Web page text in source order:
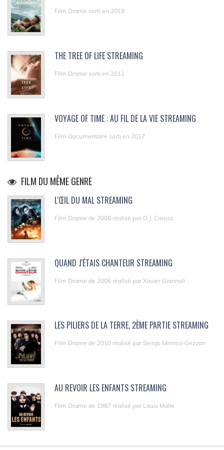
Film Drame sorti en 2019
THE TREE OF LIFE STREAMING
Film Drame sorti en 2011
VOYAGE OF TIME : AU FIL DE LA VIE STREAMING
Film Documentaire sorti en 2017
FILM DU MÊME GENRE
L'ŒIL DU MAL STREAMING
Film Drame de 2008 réalisé par D.J. Caruso
QUAND J'ÉTAIS CHANTEUR STREAMING
Film Drame de 2006 réalisé par Xavier Giannoli
LES PILIERS DE LA TERRE, 2ÈME PARTIE STREAMING
Film Drame de 2010 réalisé par Serigo Mimica-Gezzan
AU REVOIR LES ENFANTS STREAMING
Film Drame de 1987 réalisé par Louis Malle